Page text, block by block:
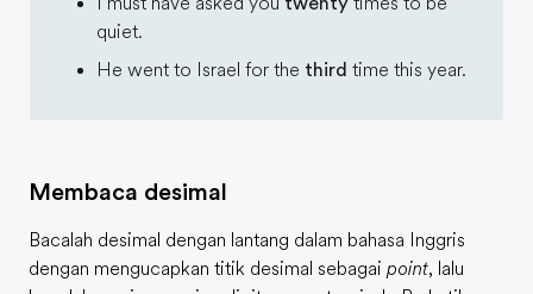
quiet.
He went to Israel for the third time this year.
Membaca desimal
Bacalah desimal dengan lantang dalam bahasa Inggris
dengan mengucapkan titik desimal sebagai point, lalu